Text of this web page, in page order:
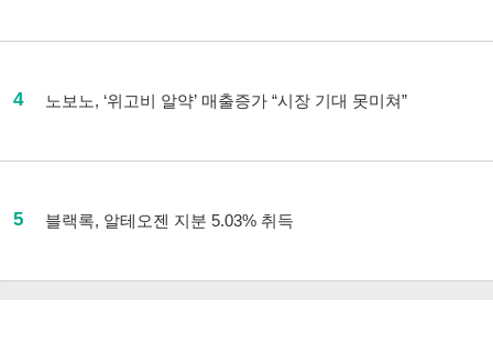
4 노보노, ‘위고비 알약’ 매출증가 “시장 기대 못미쳐”
5 블랙록, 알테오젠 지분 5.03% 취득